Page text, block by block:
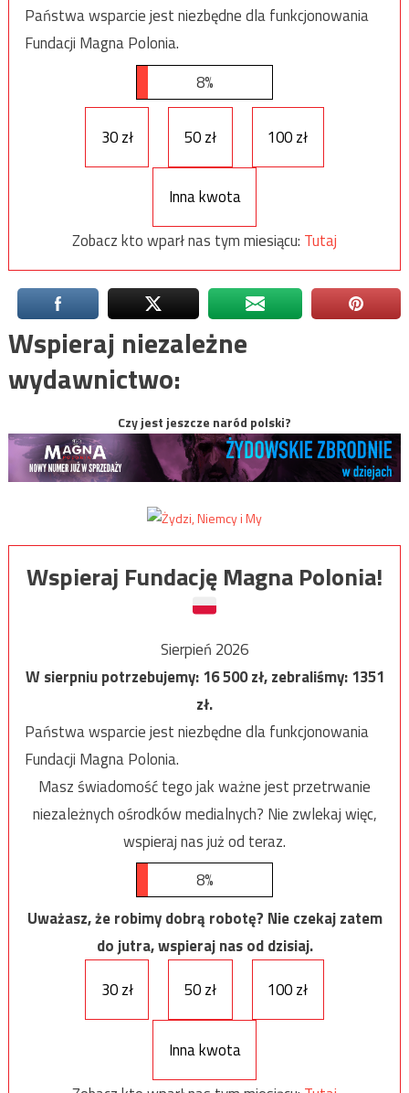
Państwa wsparcie jest niezbędne dla funkcjonowania
Fundacji Magna Polonia.
8%
30 zł 50 zł 100 zł
Inna kwota
Zobacz kto wparł nas tym miesiącu: Tutaj
Wspieraj niezależne
wydawnictwo:
Czy jest jeszcze naród polski?
Wspieraj Fundację Magna Polonia!
Sierpień 2026
W sierpniu potrzebujemy:16 500zł, zebraliśmy:1351
zł.
Państwa wsparcie jest niezbędne dla funkcjonowania
Fundacji Magna Polonia.
Masz świadomość tego jak ważne jest przetrwanie
niezależnych ośrodków medialnych? Nie zwlekaj więc,
wspieraj nas już od teraz.
8%
Uważasz, że robimy dobrą robotę? Nie czekaj zatem
do jutra, wspieraj nas od dzisiaj.
30 zł
50 zł 100 zł
Inna kwota